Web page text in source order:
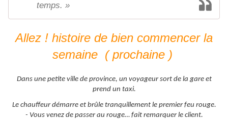
temps. »
Allez ! histoire de bien commencer la
semaine ( prochaine )
Dans une petite ville de province, un voyageur sort de la gare et
prend un taxi.
Le chauffeur démarre et brûle tranquillement le premier feu rouge.
- Vous venez de passer au rouge… fait remarquer le client.